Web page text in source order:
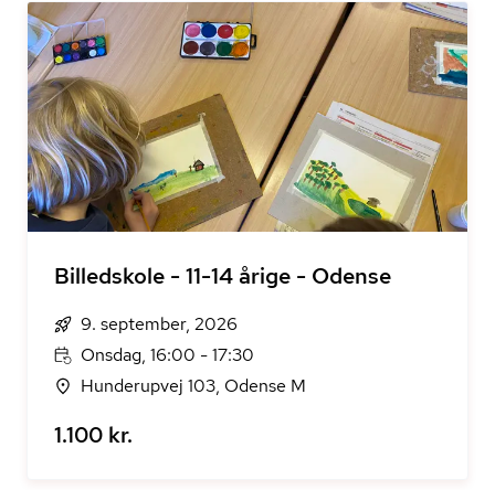
Billedskole - 11-14 årige - Odense
9. september, 2026
Onsdag, 16:00 - 17:30
Hunderupvej 103, Odense M
1.100 kr.